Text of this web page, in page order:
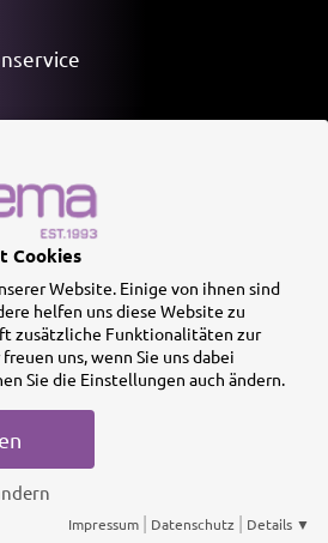
Impressum
Cookies
Website. Einige von ihnen sind
helfen uns diese Website zu
zusätzliche Funktionalitäten zur
uns, wenn Sie uns dabei
Sie die Einstellungen auch ändern.
Cookies
Statistik
Impressum| Datenschutz | Details ▼